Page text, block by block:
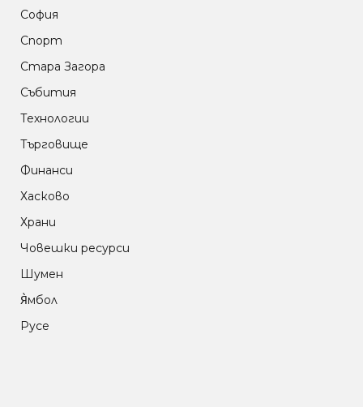
София
Спорт
Стара Загора
Събития
Технологии
Търговище
Финанси
Хасково
Храни
Човешки ресурси
Шумен
Я̀мбол
Русе